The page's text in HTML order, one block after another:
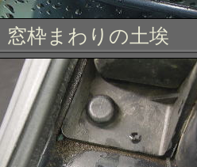
窓枠まわりの土埃